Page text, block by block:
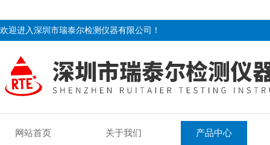
欢迎进入深圳市瑞泰尔检测仪器有限公司！
网站首页 关于我们 产品中心